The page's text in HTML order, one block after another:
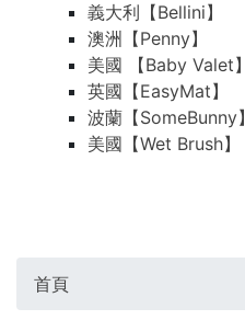
義大利【Bellini】
澳洲【Penny】
美國 【Baby Valet】
英國【EasyMat】
波蘭【SomeBunny】
美國【Wet Brush】
首頁